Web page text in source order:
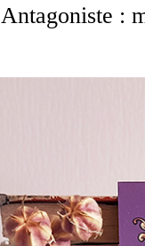
Antagoniste :